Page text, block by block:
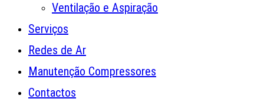
Ventilação e Aspiração
Serviços
Redes de Ar
Manutenção Compressores
Contactos